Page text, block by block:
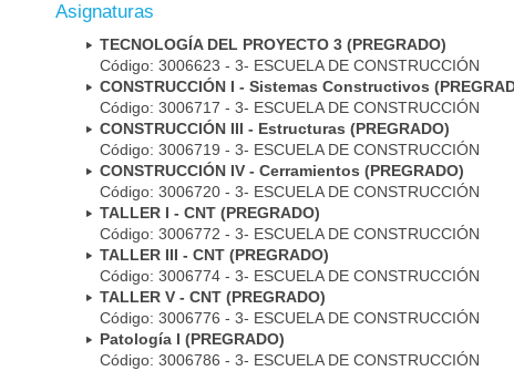
Asignaturas
TECNOLOGÍA DEL PROYECTO 3 (PREGRADO)
Código: 3006623 - 3- ESCUELA DE CONSTRUCCIÓN
CONSTRUCCIÓN I - Sistemas Constructivos
Código: 3006717 - 3- ESCUELA DE CONSTRUCCIÓN
CONSTRUCCIÓN III - Estructuras (PREGRADO)
Código: 3006719 - 3- ESCUELA DE CONSTRUCCIÓN
CONSTRUCCIÓN IV - Cerramientos (PREGRADO)
Código: 3006720 - 3- ESCUELA DE CONSTRUCCIÓN
TALLER I - CNT (PREGRADO)
Código: 3006772 - 3- ESCUELA DE CONSTRUCCIÓN
TALLER III - CNT (PREGRADO)
Código: 3006774 - 3- ESCUELA DE CONSTRUCCIÓN
TALLER V - CNT (PREGRADO)
Código: 3006776 - 3- ESCUELA DE CONSTRUCCIÓN
Patología I (PREGRADO)
Código: 3006786 - 3- ESCUELA DE CONSTRUCCIÓN